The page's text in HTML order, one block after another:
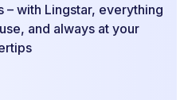
with Lingstar, everything
and always at your